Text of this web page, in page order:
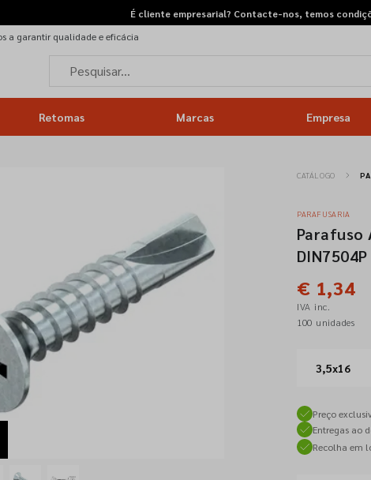
É cliente empresarial? Contacte-nos, temos
a garantir qualidade e eficácia
Retomas Marcas Empresa
CATÁLOGO
PARAFUSARIA
Parafuso
€ 1,34
IVA inc.
100 unidades
3,5x16
Preço
Entregas ao
Recolha em